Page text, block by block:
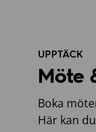
UPPTÄCK
Möte
Boka
Här kan